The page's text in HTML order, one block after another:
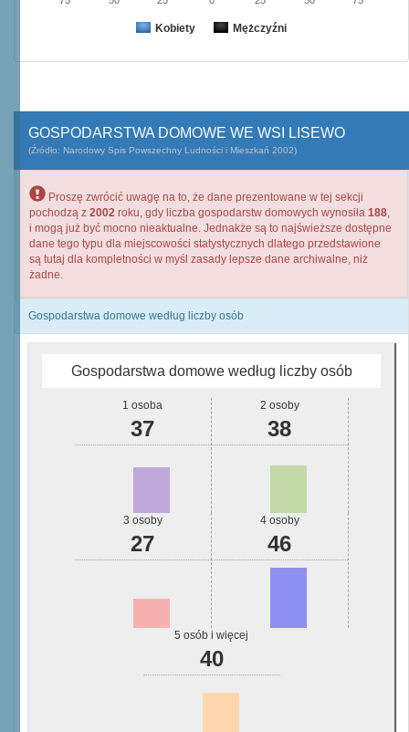
Kobiety Mężczyźni
GOSPODARSTWA DOMOWE WE WSI LISEWO
(Źródło: Narodowy Spis Powszechny Ludności i Mieszkań 2002)
Proszę zwrócić uwagę na to, że dane prezentowane w tej sekcji
pochodzą z 2002 roku, gdy liczba gospodarstw domowych wynosiła 188,
i mogą już być mocno nieaktualne. Jednakże są to najświeższe dostępne
dane tego typu dla miejscowości statystycznych dlatego przedstawione
są tutaj dla kompletności w myśl zasady lepsze dane archiwalne, niż
żadne.
Gospodarstwa domowe według liczby osób
Gospodarstwa domowe według liczby osób
1 osoba
37
2 osoby
38
3 osoby
27
4 osoby
46
5 osób i więcej
40